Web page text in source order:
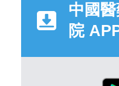
中國
院